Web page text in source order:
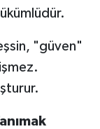
"güven"